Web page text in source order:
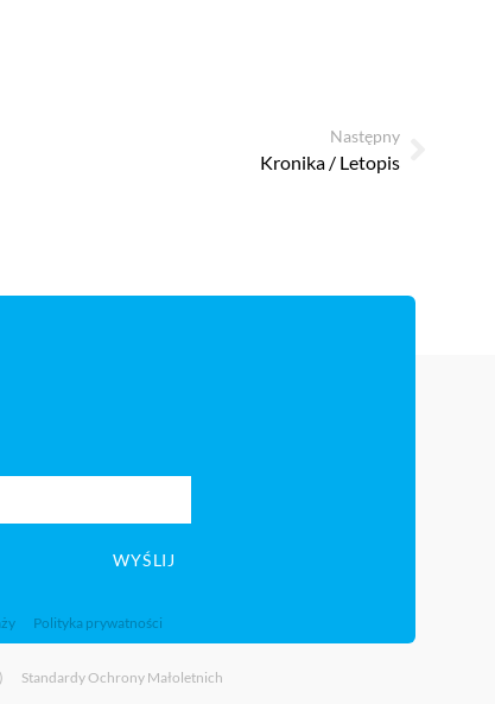
Następny
Kronika / Letopis
WYŚLIJ
Polityka prywatności
Standardy Ochrony Małoletnich